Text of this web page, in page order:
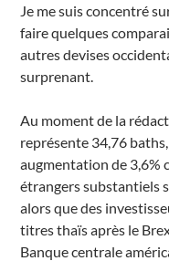
Je me suis concentré
faire quelques
autres devises
surprenant.
Au moment de la
représente 34,76
augmentation de 3,6%
étrangers substantiels
alors que des
titres thaïs après le
Banque centrale